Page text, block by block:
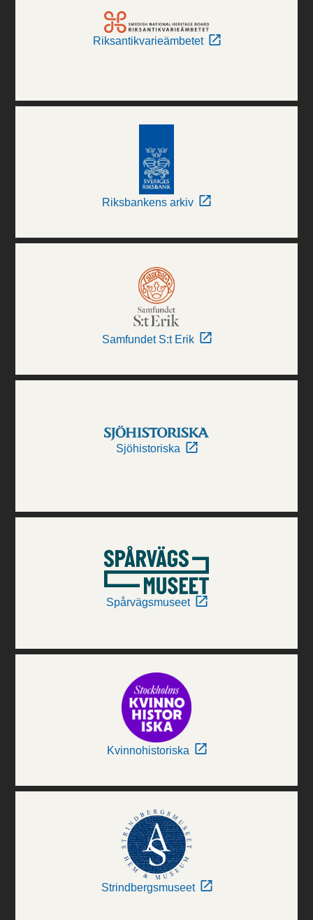
Riksantikvarieämbetet
Riksbankens arkiv
Samfundet S:t Erik
Sjöhistoriska
Spårvägsmuseet
Kvinnohistoriska
Strindbergsmuseet